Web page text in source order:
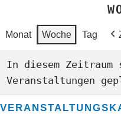
Monat Woche Tag
In diesem Zeitraum
Veranstaltungen